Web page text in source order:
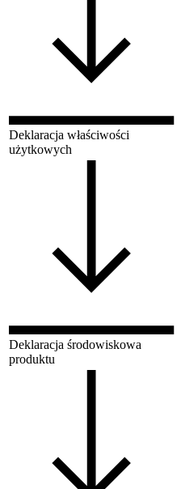
Deklaracja właściwości
użytkowych
Deklaracja środowiskowa
produktu